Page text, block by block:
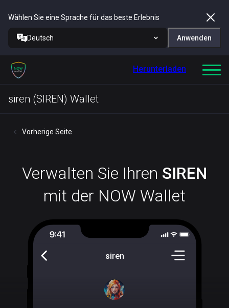
Wählen Sie eine Sprache für das beste Erlebnis
Deutsch Anwenden
Herunterladen
siren (SIREN) Wallet
Vorherige Seite
Verwalten Sie Ihren SIREN
mit der NOW Wallet
siren